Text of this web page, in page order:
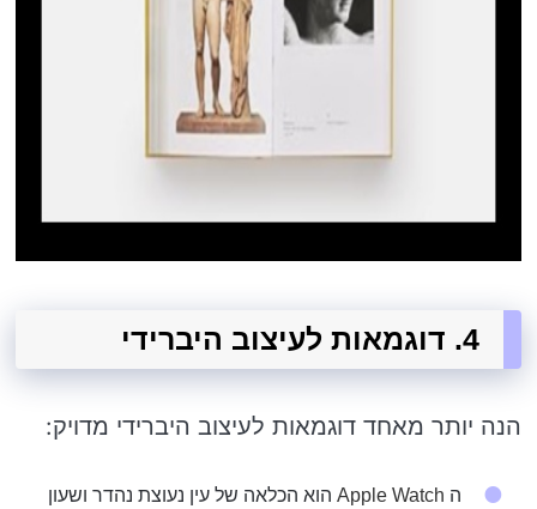
4. דוגמאות לעיצוב היברידי
הנה יותר מאחד דוגמאות לעיצוב היברידי מדויק:
ה Apple Watch הוא הכלאה של עין נעוצת נהדר ושעון